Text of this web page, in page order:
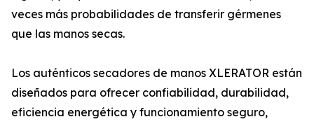
veces más probabilidades de transferir gérmenes
que las manos secas.
Los auténticos secadores de manos XLERATOR están
diseñados para ofrecer confiabilidad, durabilidad,
eficiencia energética y funcionamiento seguro,